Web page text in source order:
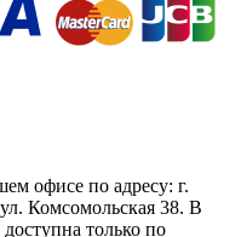
офисе по адресу: г.
Комсомольская 38. В
только по